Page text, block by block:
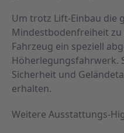
Um trotz Lift-Einbau die
Mindestbodenfreiheit
Fahrzeug ein speziell
Höherlegungsfahrwerk.
Sicherheit und
erhalten.
Weitere Ausstattungs-